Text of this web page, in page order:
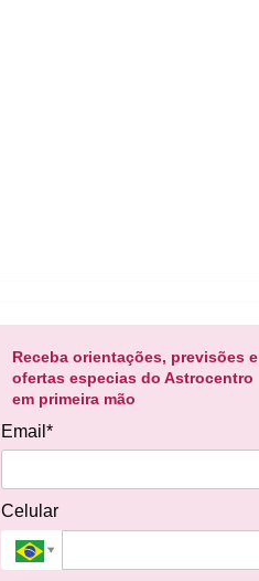
Receba orientações, previsões e
ofertas especias do Astrocentro
em primeira mão
Email*
Celular